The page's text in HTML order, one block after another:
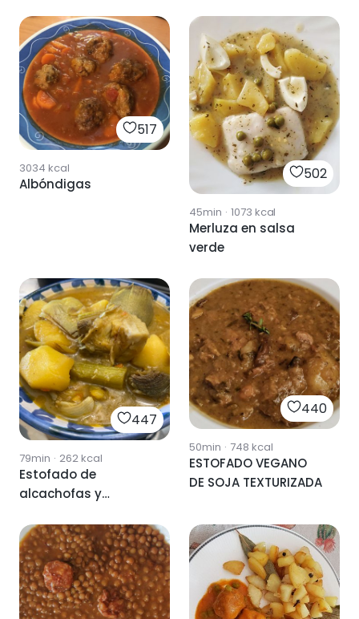
517
3034 kcal
Albóndigas
502
45min · 1073 kcal
Merluza en salsa
verde
447
79min · 262kcal
Estofado de
alcachofas y
440
50min · 748 kcal
ESTOFADO VEGANO
DE SOJA TEXTURIZADA